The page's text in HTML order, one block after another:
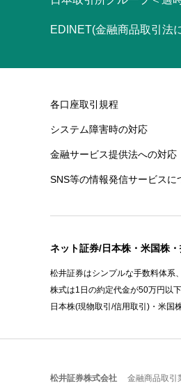
EDINET(金融商品取引法
各口座取引規程
システム障害時の対応
金融サービス提供法への対応
SNS等の情報発信サービスに
ネット証券/日本株・米国株
松井証券はシンプルな手数料体系
株式は1日の約定代金が50万円以
日本株(現物取引/信用取引)・米国
松井証券株式会社 金融商品取引